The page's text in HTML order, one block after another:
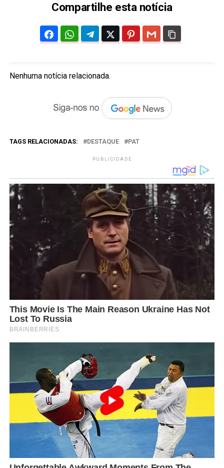
Compartilhe esta notícia
Nenhuma notícia relacionada.
TAGS RELACIONADAS: DESTAQUE PAT
PUBLICIDADE